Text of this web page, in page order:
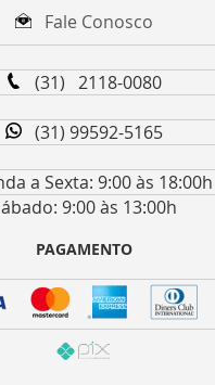
Fale Conosco
(31) 2118-0080
(31) 99592-5165
a Sexta: 9:00 às 18:00h
9:00 às 13:00h
PAGAMENTO